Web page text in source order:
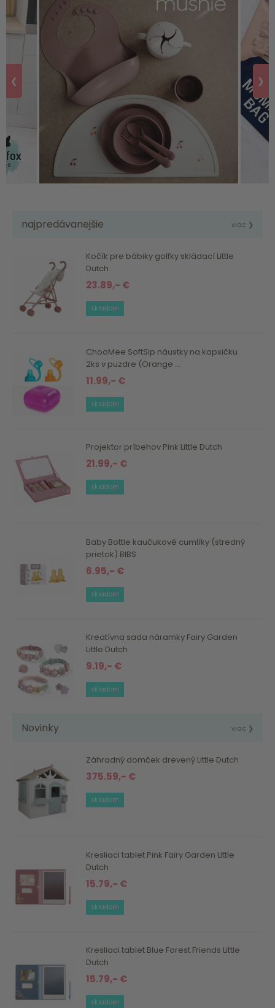
❮ ❯
najpredávanejšie viac ❯
Kočík pre bábiky golfky skládací Little
Dutch
23.89,- €
skladom
ChooMee SoftSip náustky na kapsičku
2ks v puzdre (Orange ...
11.99,- €
skladom
Projektor príbehov Pink Little Dutch
21.99,- €
skladom
Baby Bottle kaučukové cumlíky (stredný
prietok) BIBS
6.95,- €
skladom
Kreatívna sada náramky Fairy Garden
Little Dutch
9.19,- €
skladom
Novinky viac ❯
Záhradný domček drevený Little Dutch
375.59,- €
skladom
Kresliaci tablet Pink Fairy Garden Little
Dutch
15.79,- €
skladom
Kresliaci tablet Blue Forest Friends Little
Dutch
15.79,- €
skladom